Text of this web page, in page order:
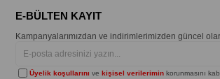
E-BÜLTEN KAYIT
Kampanyalarımızdan ve indirimlerimizden güncel
Üyelik koşullarını vekişisel verilerimin korunmasını